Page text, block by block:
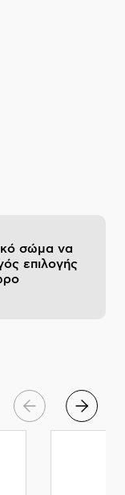
σώμα να
επιλογής